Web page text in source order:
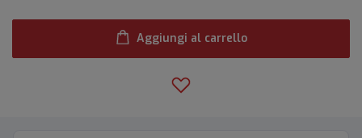
Aggiungi al carrello